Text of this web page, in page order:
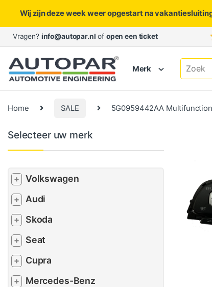
Wij zijn deze week weer opgestart na
Skip to navigation
Skip to content
Vragen? info@autopar.nl of open een ticket
Merk
Search
Home SALE 5G0959442AA
Selecteer uw merk
+ Volkswagen
+ Audi
+ Skoda
+ Seat
+ Cupra
+ Mercedes-Benz